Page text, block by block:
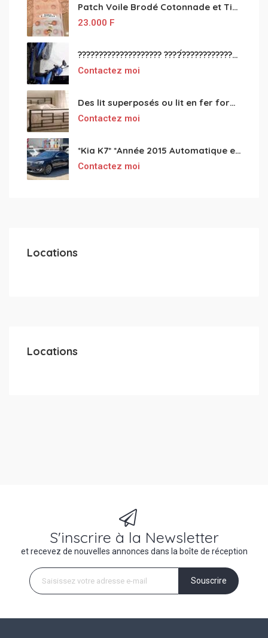
Patch Voile Brodé Cotonnade et Tinu Minu de l’Inde ???????? ????
23.000 F
???????????????????? ????́???????????????????????????????????????? à vendre
Contactez moi
Des lit superposés ou lit en fer forgé grande classes disponible
Contactez moi
*Kia K7* *Année 2015 Automatique essence ⛽️ 4 cylindres 2.0
Contactez moi
Locations
Locations
S'inscrire à la Newsletter
et recevez de nouvelles annonces dans la boîte de réception
Souscrire